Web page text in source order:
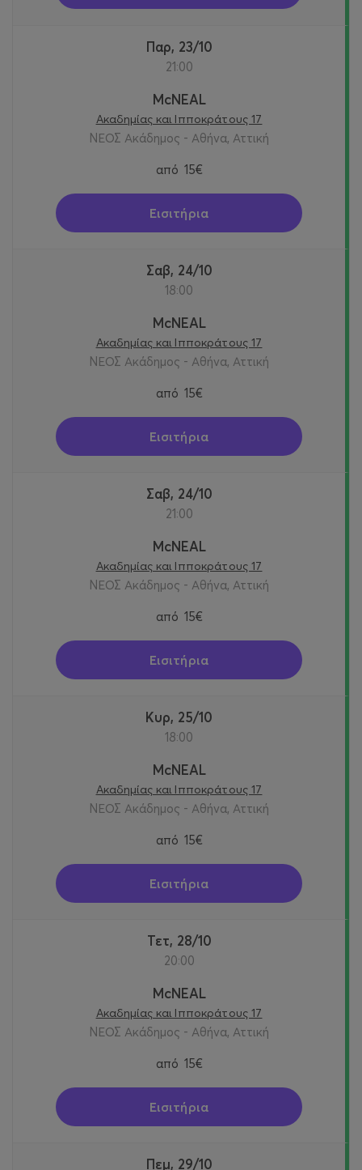
Παρ, 23/10
21:00
McNEAL
Ακαδημίας και Ιπποκράτους 17
ΝΕΟΣ Ακάδημος - Αθήνα, Αττική
από 15€
Εισιτήρια
Σαβ, 24/10
18:00
McNEAL
Ακαδημίας και Ιπποκράτους 17
ΝΕΟΣ Ακάδημος - Αθήνα, Αττική
από 15€
Εισιτήρια
Σαβ, 24/10
21:00
McNEAL
Ακαδημίας και Ιπποκράτους 17
ΝΕΟΣ Ακάδημος - Αθήνα, Αττική
από 15€
Εισιτήρια
Κυρ, 25/10
18:00
McNEAL
Ακαδημίας και Ιπποκράτους 17
ΝΕΟΣ Ακάδημος - Αθήνα, Αττική
από 15€
Εισιτήρια
Τετ, 28/10
20:00
McNEAL
Ακαδημίας και Ιπποκράτους 17
ΝΕΟΣ Ακάδημος - Αθήνα, Αττική
από 15€
Εισιτήρια
Πεμ, 29/10